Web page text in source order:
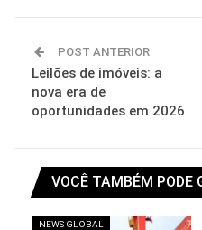
POST ANTERIOR
Leilões de imóveis: a
nova era de
oportunidades em 2026
VOCÊ TAMBÉM PODE
NEWS GLOBAL